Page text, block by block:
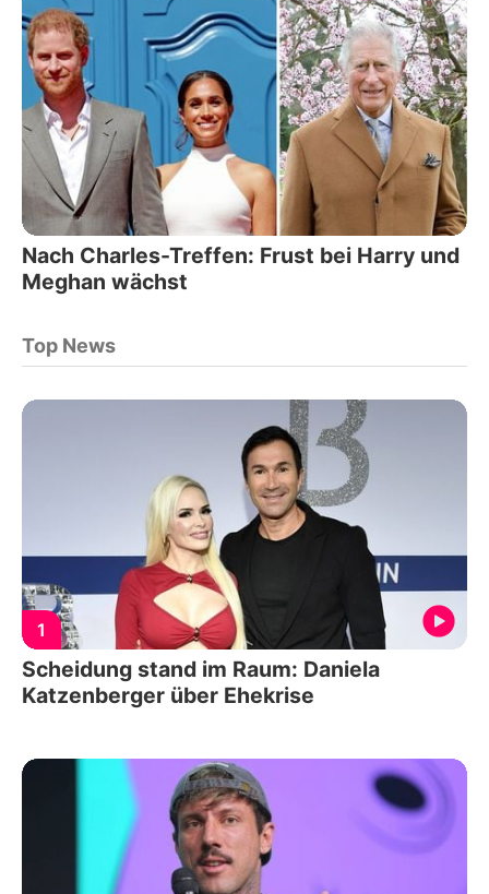
Nach Charles-Treffen: Frust bei Harry und
Meghan wächst
Top News
1
Scheidung stand im Raum: Daniela
Katzenberger über Ehekrise